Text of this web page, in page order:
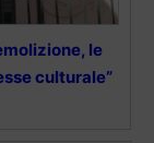
le
culturale”